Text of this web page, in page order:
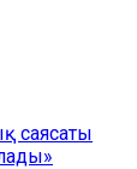
саясаты